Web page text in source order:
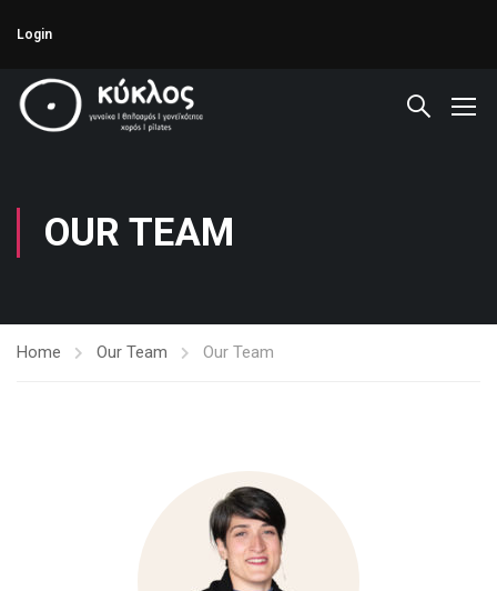
Login
OUR TEAM
Home Our Team Our Team